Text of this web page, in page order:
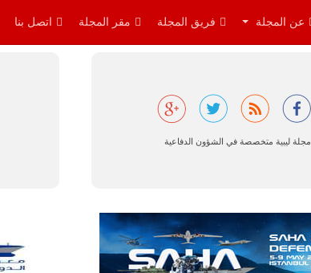
عن المجلة فريق المجلة مقر المجلة اتصل بنا
مجلة ليبية متخصصة في الشؤون الدفاعية
نحو 150…
المسيرة
الروسية